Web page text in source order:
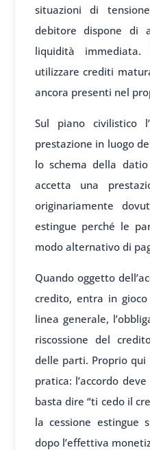
situazioni di
debitore dispone di
liquidità
utilizzare crediti
ancora presenti nel
Sul piano civilistico
prestazione in luogo
lo schema della
accetta una
originariamente
estingue perché le
modo alternativo di
Quando oggetto
credito, entra in
linea generale,
riscossione del
delle parti. Proprio
pratica: l’accordo
basta dire “ti cedo il
la cessione estingue
dopo l’effettiva